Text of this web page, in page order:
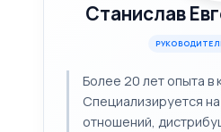
Станислав
Более 20 лет опыта в
Специализируется
отношений,